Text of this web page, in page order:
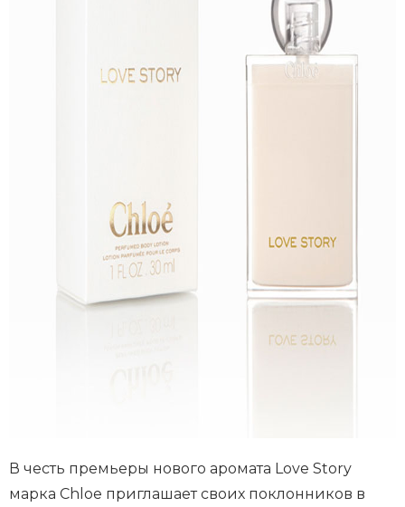
В честь премьеры нового аромата Love Story
марка Chloe приглашает своих поклонников в